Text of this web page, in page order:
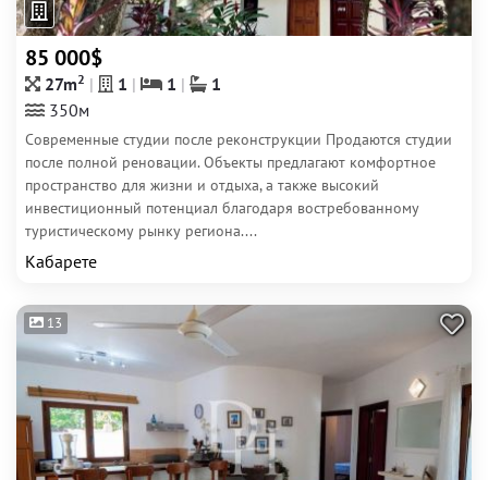
85 000$
27m2 1 1
1
350м
Современные студии после реконструкции Продаются студии
после полной реновации. Объекты предлагают комфортное
пространство для жизни и отдыха, а также высокий
инвестиционный потенциал благодаря востребованному
туристическому рынку региона....
Кабарете
13